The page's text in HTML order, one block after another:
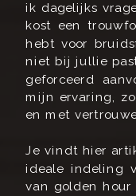
ik dagelijks
kost een
hebt voor
niet bij jullie
geforceerd
mijn ervaring,
en met
Je vindt hier
ideale indeling
van golden hour